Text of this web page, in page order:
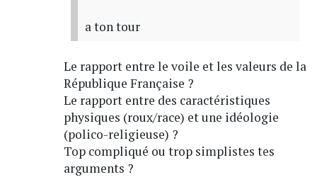
a ton tour
Le rapport entre le voile et les valeurs de la
République Française ?
Le rapport entre des caractéristiques
physiques (roux/race) et une idéologie
(polico-religieuse) ?
Top compliqué ou trop simplistes tes
arguments ?